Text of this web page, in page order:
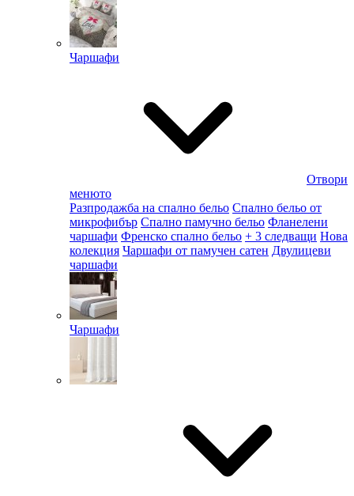
Чаршафи
Отвори
менюто
Разпродажба на спално бельо Спално бельо от
микрофибър Спално памучно бельо Фланелени
чаршафи Френско спално бельо + 3 следващи Нова
колекция Чаршафи от памучен сатен Двулицеви
чаршафи
Чаршафи